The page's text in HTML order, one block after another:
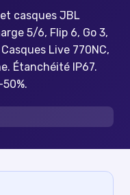
casques JBL
5/6, Flip 6, Go 3,
Live 770NC,
Étanchéité IP67.